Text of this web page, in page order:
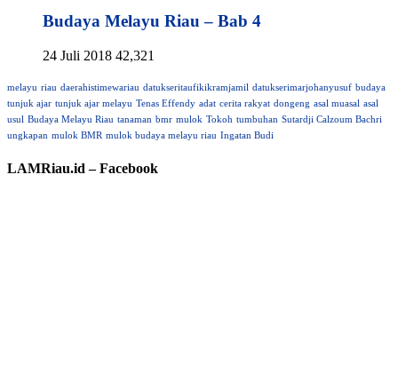
Budaya Melayu Riau – Bab 4
24 Juli 2018 42,321
melayu riau daerahistimewariau datukseritaufikikramjamil datukserimarjohanyusuf budaya
tunjuk ajar tunjuk ajar melayu Tenas Effendy adat cerita rakyat dongeng asal muasal asal
usul Budaya Melayu Riau tanaman bmr mulok Tokoh tumbuhan Sutardji Calzoum Bachri
ungkapan mulok BMR mulok budaya melayu riau Ingatan Budi
LAMRiau.id – Facebook